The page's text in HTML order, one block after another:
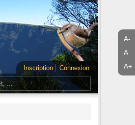
A-
A
A+
Inscription
Connexion